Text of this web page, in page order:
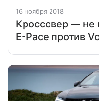
16 ноября 2018
Кроссовер — не
E-Pace против